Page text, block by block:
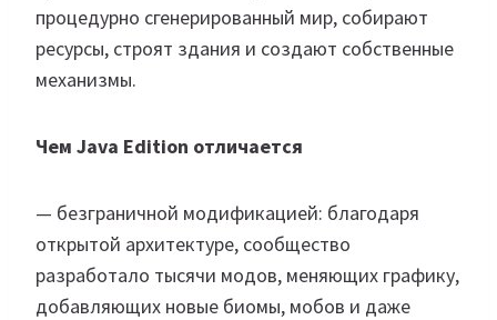
процедурно сгенерированный мир, собирают
ресурсы, строят здания и создают собственные
механизмы.
Чем Java Edition отличается
— безграничной модификацией: благодаря
открытой архитектуре, сообщество
разработало тысячи модов, меняющих графику,
добавляющих новые биомы, мобов и даже